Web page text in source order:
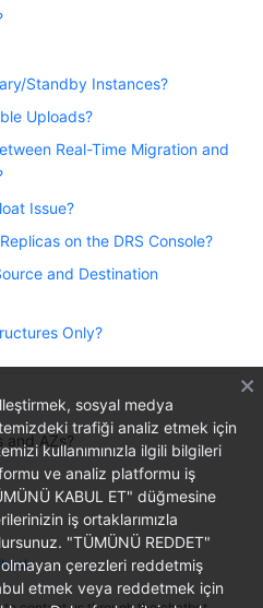
Standby Instances?
Uploads?
Real-Time Migration and
Issue?
on the DRS Console?
and Destination
Only?
and AZs?
sosyal medya
trafiği analiz etmek için
kullanımınızla ilgili bilgileri
ve analiz platformu iş
KABUL ET" düğmesine
iş ortaklarımızla
"TÜMÜNÜ REDDET"
çerezleri reddetmiş
etmek veya reddetmek için